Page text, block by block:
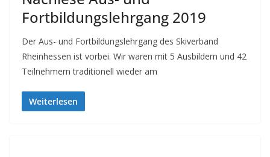
Fortbildungslehrgang 2019
Der Aus- und Fortbildungslehrgang des Skiverband
Rheinhessen ist vorbei. Wir waren mit 5 Ausbildern und 42
Teilnehmern traditionell wieder am
Weiterlesen